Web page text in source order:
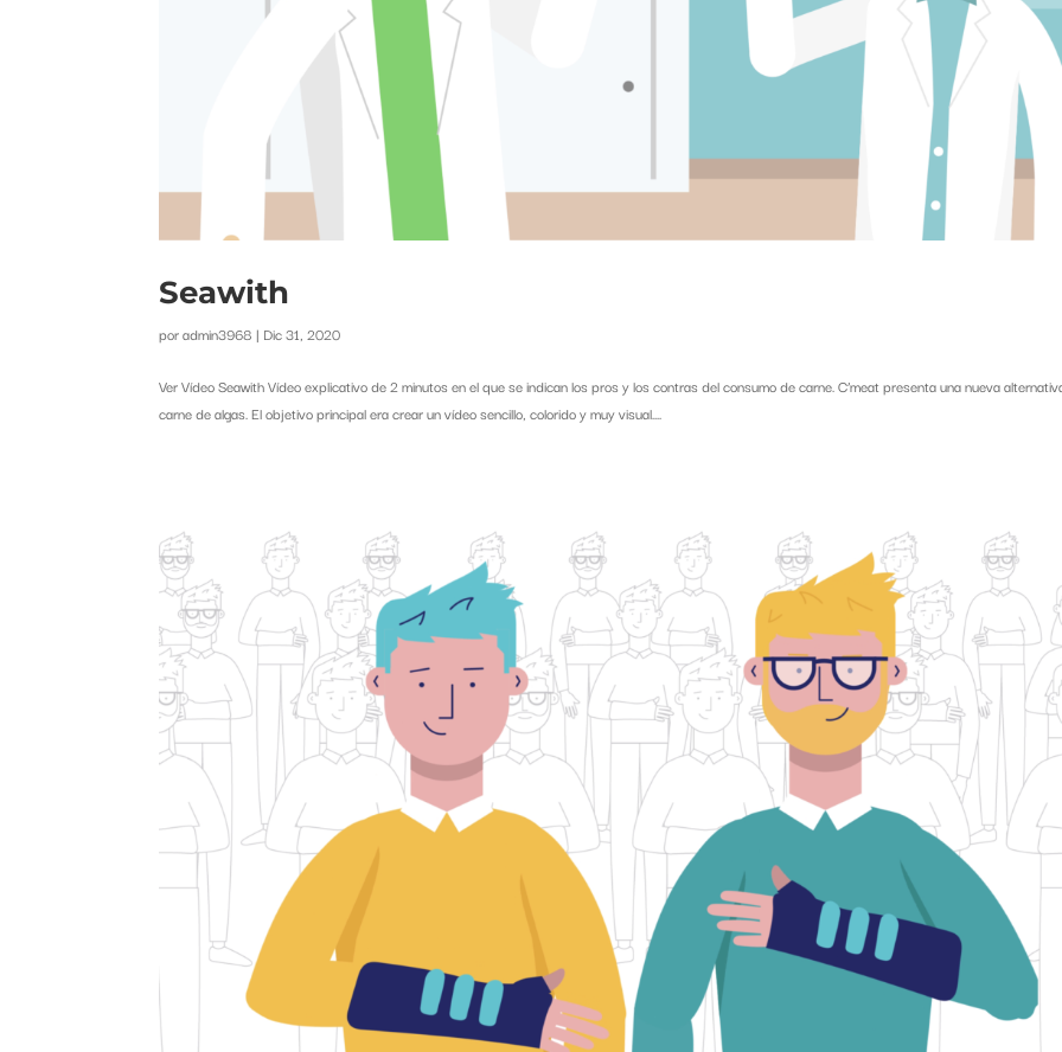
Seawith
poradmin3968 | Dic 31, 2020
Ver Vídeo Seawith Vídeo explicativo de 2 minutos en el que se indican los pros y los contras del consumo de carne. C’meat presenta una nueva
carne de algas. El objetivo principal era crear un vídeo sencillo, colorido y muy visual....